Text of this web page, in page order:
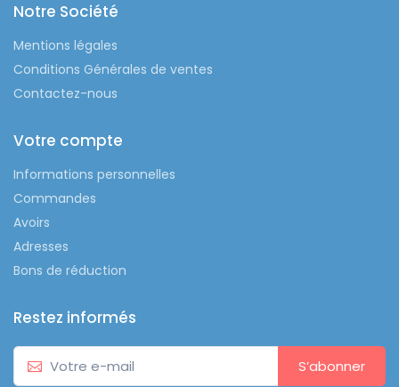
Notre Société
Mentions légales
Conditions Générales de ventes
Contactez-nous
Votre compte
Informations personnelles
Commandes
Avoirs
Adresses
Bons de réduction
Restez informés
S’abonner